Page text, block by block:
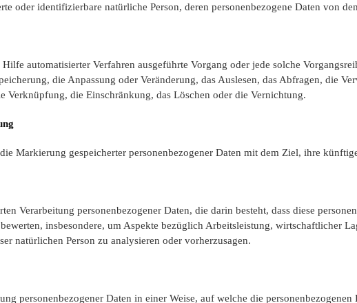
oder identifizierbare natürliche Person, deren personenbezogene Daten von
automatisierter Verfahren ausgeführte Vorgang oder jede solche
die Anpassung oder Veränderung, das Auslesen, das Abfragen, die
Verknüpfung, die Einschränkung, das Löschen oder die Vernichtung.
Markierung gespeicherter personenbezogener Daten mit dem Ziel, ihre
Verarbeitung personenbezogener Daten, die darin besteht, dass diese
insbesondere, um Aspekte bezüglich Arbeitsleistung, wirtschaftlicher
natürlichen Person zu analysieren oder vorherzusagen.
personenbezogener Daten in einer Weise, auf welche die